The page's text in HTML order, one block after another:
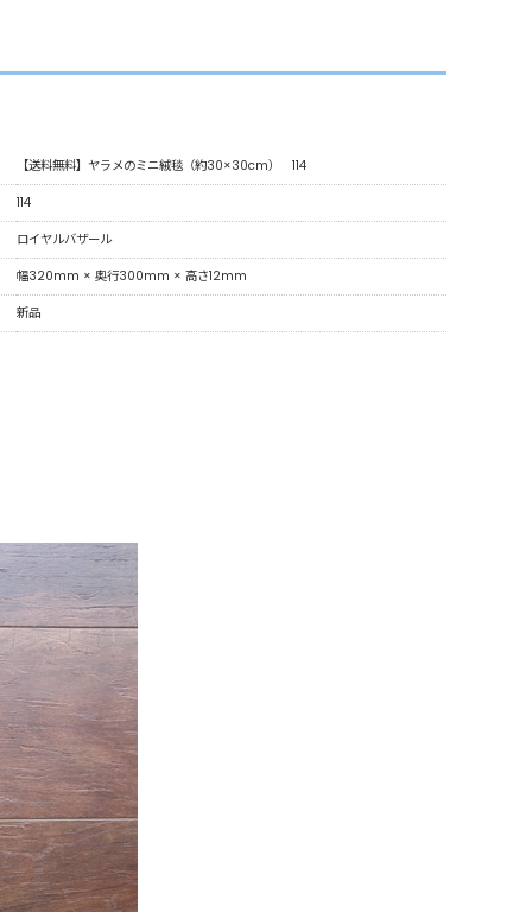
【送料無料】ヤラメのミニ絨毯（約30×30cm） 114
114
ロイヤルバザール
幅320mm × 奥行300mm × 高さ12mm
新品